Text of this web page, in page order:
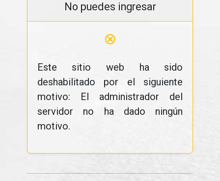
No puedes ingresar
⊗
Este sitio web ha sido
deshabilitado por el siguiente
motivo: El administrador del
servidor no ha dado ningún
motivo.